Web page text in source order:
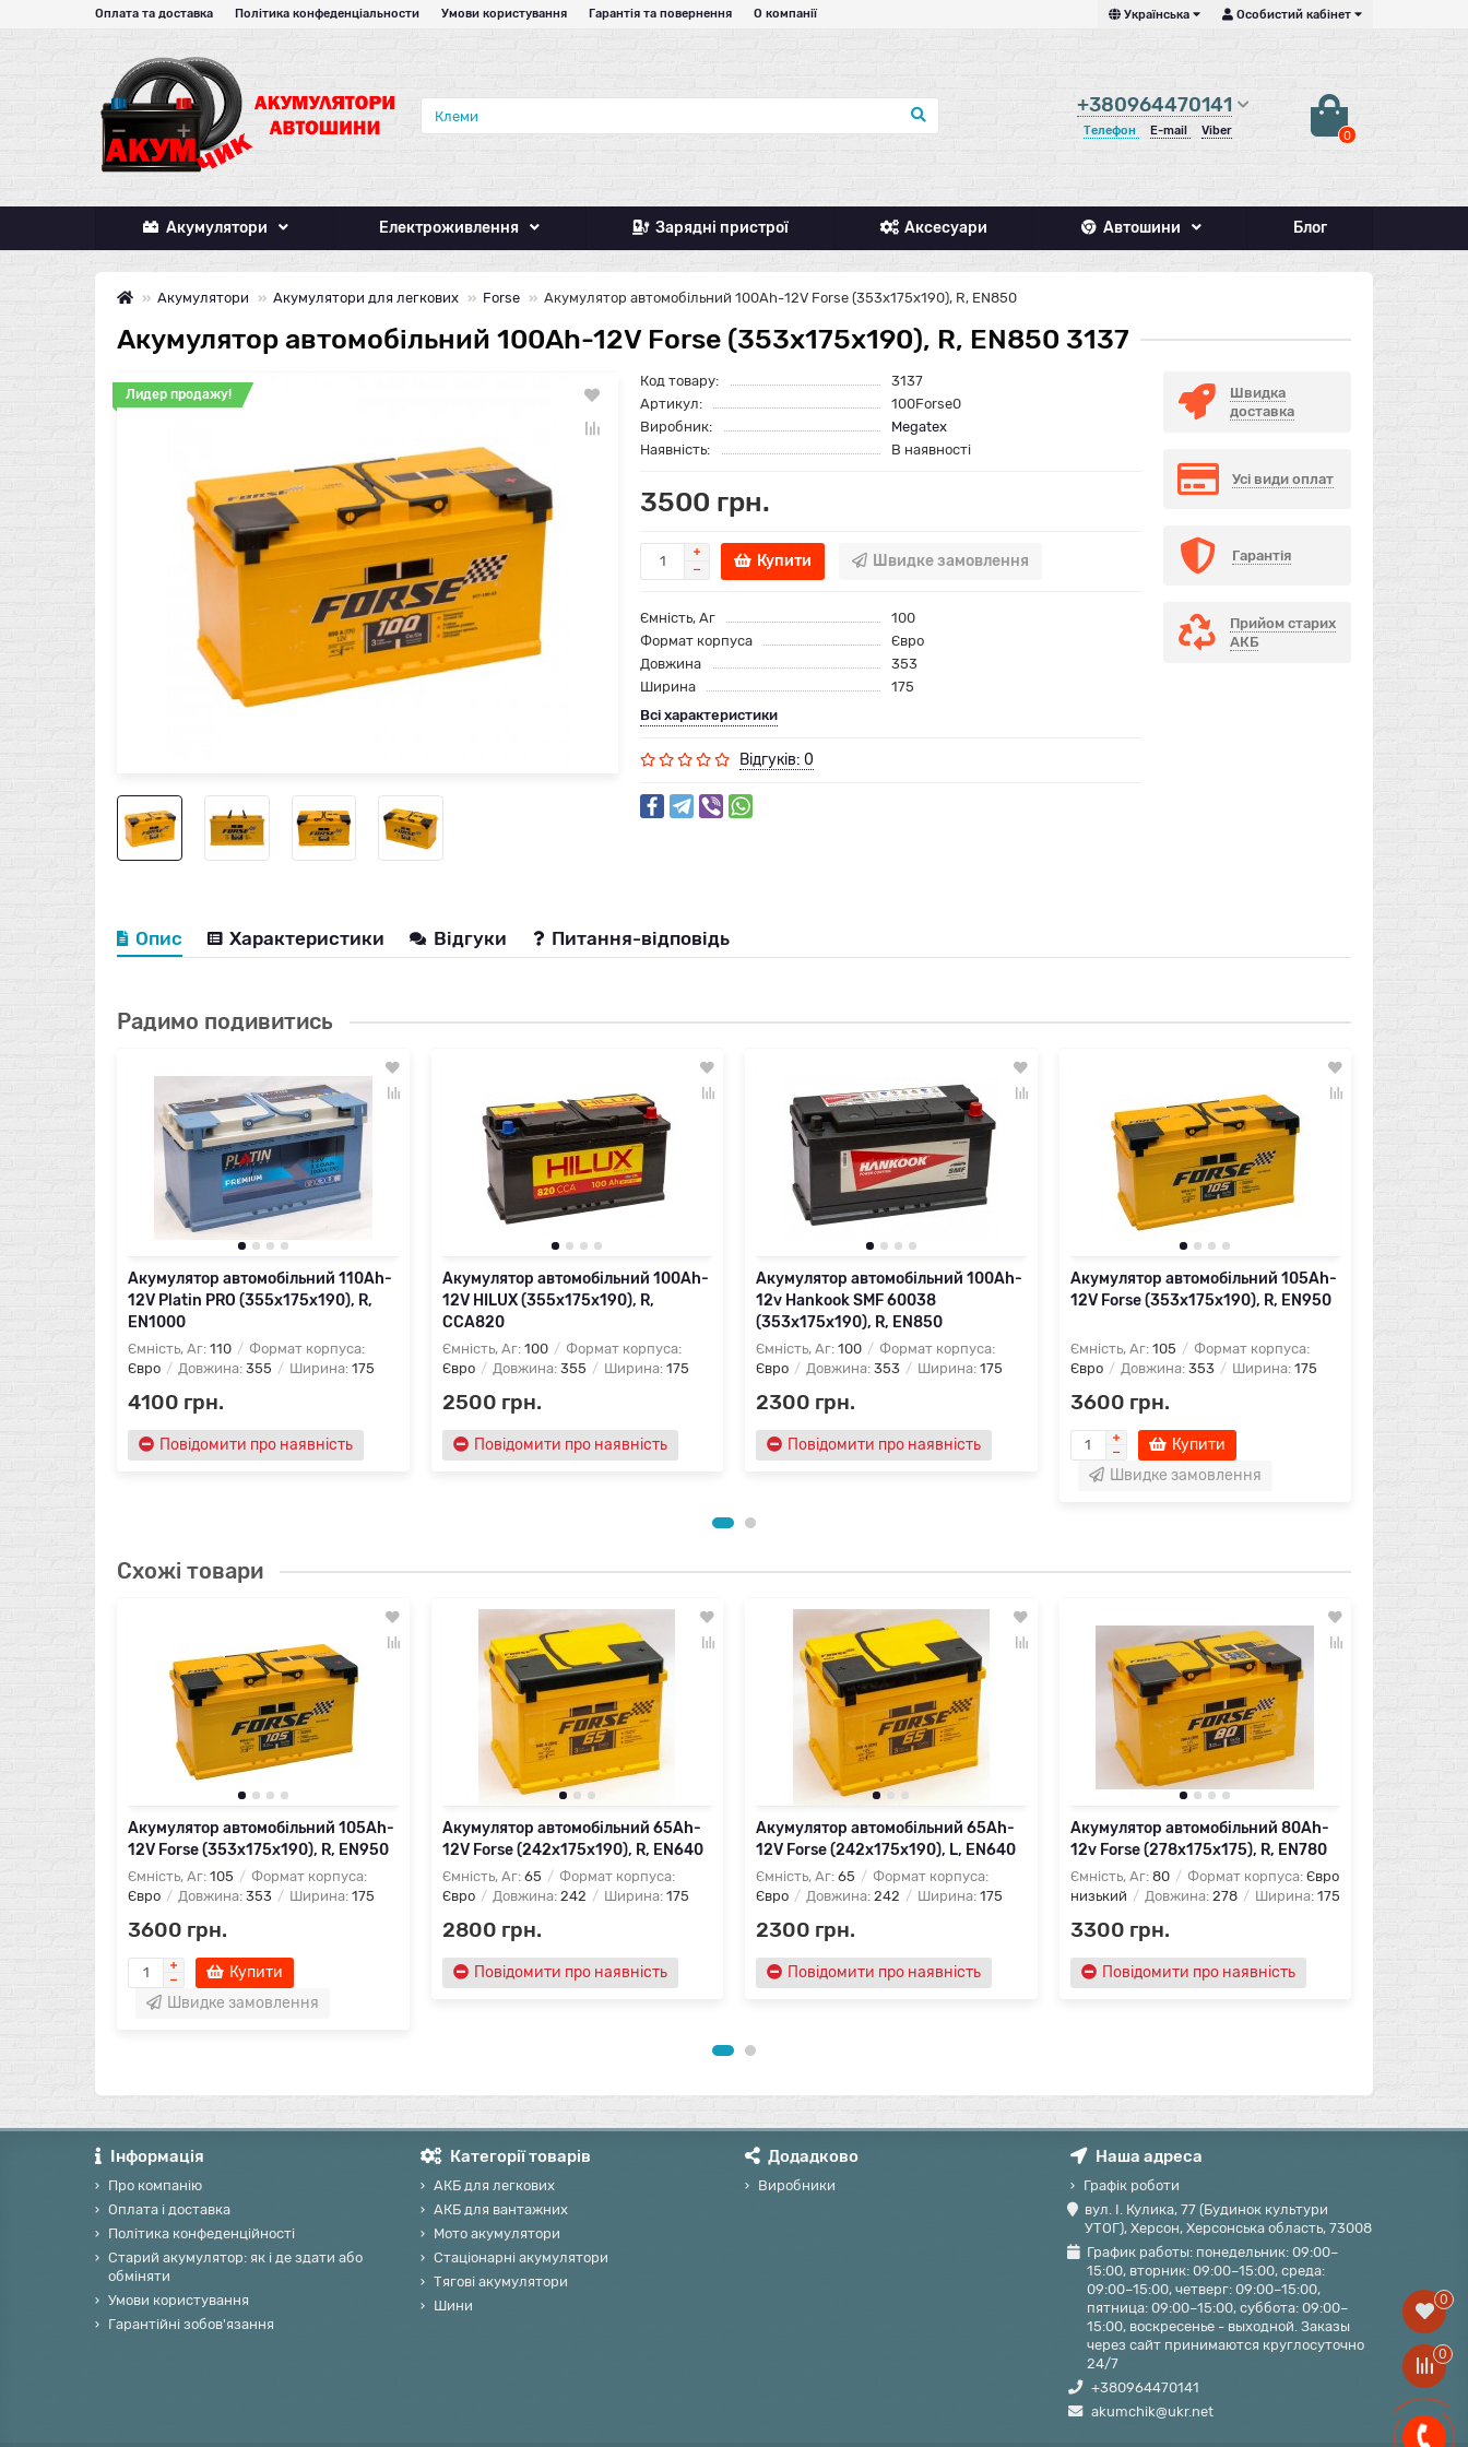
Особистий кабінет
Українська
Оплата та доставка Політика конфеденціальности Умови користування Гарантія та повернення О компанії
+380964470141
Телефон E-mail Viber 0
Акумулятори Електроживлення Зарядні пристрої Аксесуари Автошини Блог
Акумулятори Акумулятори для легкових Forse Акумулятор автомобільний 100Ah-12V Forse (353х175х190), R, EN850
Акумулятор автомобільний 100Ah-12V Forse (353х175х190), R, EN850 3137
Лидер продажу!
Код товару:
3137
Артикул:
100Forse0
Виробник:
Megatex
Наявність:
В наявності
3500 грн.
Купити Швидке замовлення
Ємність, Аг
100
Формат корпуса
Євро
Довжина
353
Ширина
175
Всі характеристики
Відгуків: 0
Швидка
доставка
Усі види оплат
Гарантія
Прийом старих
АКБ
Опис Характеристики Відгуки Питання-відповідь
Радимо подивитись
Акумулятор автомобільний 110Ah-
12V Platin PRO (355х175х190), R,
EN1000
Ємність, Аг: 110
Формат корпуса:
Євро
Довжина: 355 Ширина: 175
4100 грн.
Повідомити про наявність
Акумулятор автомобільний 100Ah-
12V HILUX (355х175х190), R,
CCA820
Ємність, Аг: 100
Формат корпуса:
Євро
Довжина: 355 Ширина: 175
2500 грн.
Повідомити про наявність
Акумулятор автомобільний 100Ah-
12v Hankook SMF 60038
(353х175х190), R, EN850
Ємність, Аг: 100
Формат корпуса:
Євро
Довжина: 353 Ширина: 175
2300 грн.
Повідомити про наявність
Акумулятор автомобільний 105Ah-
12V Forse (353х175х190), R, EN950
Ємність, Аг: 105
Формат корпуса:
Євро
Довжина: 353 Ширина: 175
3600 грн.
Купити
Швидке замовлення
Схожі товари
Акумулятор автомобільний 105Ah-
12V Forse (353х175х190), R, EN950
Ємність, Аг: 105
Формат корпуса:
Євро
Довжина: 353 Ширина: 175
3600 грн.
Купити
Швидке замовлення
Акумулятор автомобільний 65Ah-
12V Forse (242х175х190), R, EN640
Ємність, Аг: 65
Формат корпуса:
Євро
Довжина: 242 Ширина: 175
2800 грн.
Повідомити про наявність
Акумулятор автомобільний 65Ah-
12V Forse (242х175х190), L, EN640
Ємність, Аг: 65
Формат корпуса:
Євро
Довжина: 242 Ширина: 175
2300 грн.
Повідомити про наявність
Акумулятор автомобільний 80Ah-
12v Forse (278х175х175), R, EN780
Ємність, Аг: 80 Формат корпуса: Євро
низький
Довжина: 278 Ширина: 175
3300 грн.
Повідомити про наявність
Інформація
Про компанію
Оплата і доставка
Політика конфеденційності
Старий акумулятор: як і де здати або
обміняти
Умови користування
Гарантійні зобов'язання
Категорії товарів
АКБ для легкових
АКБ для вантажних
Мото акумулятори
Стаціонарні акумулятори
Тягові акумулятори
Шини
Додадково
Виробники
Наша адреса
Графік роботи
вул. І. Кулика, 77 (Будинок культури
УТОГ), Херсон, Херсонська область, 73008
График работы: понедельник: 09:00–
15:00, вторник: 09:00–15:00, среда:
09:00–15:00, четверг: 09:00–15:00,
пятница: 09:00–15:00, суббота: 09:00–
15:00, воскресенье - выходной. Заказы
через сайт принимаются круглосуточно
24/7
+380964470141
akumchik@ukr.net
0
0